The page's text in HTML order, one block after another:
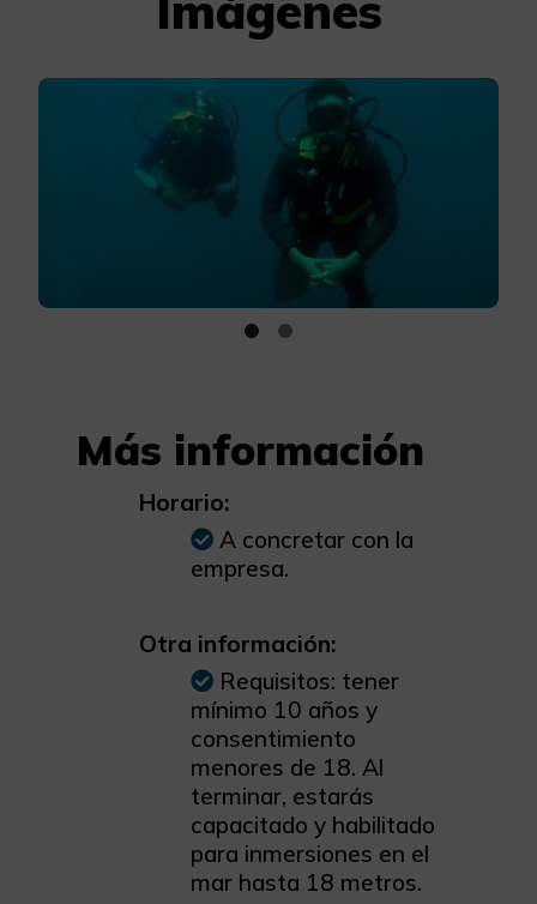
Más información
Horario:
A concretar con la
empresa.
Otra información:
Requisitos: tener
mínimo 10 años y
consentimiento
menores de 18. Al
terminar, estarás
capacitado y habilitado
para inmersiones en el
mar hasta 18 metros.